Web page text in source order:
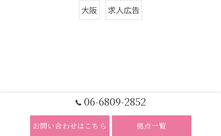
大阪 求人広告
06-6809-2852
お問い合わせはこちら 拠点一覧